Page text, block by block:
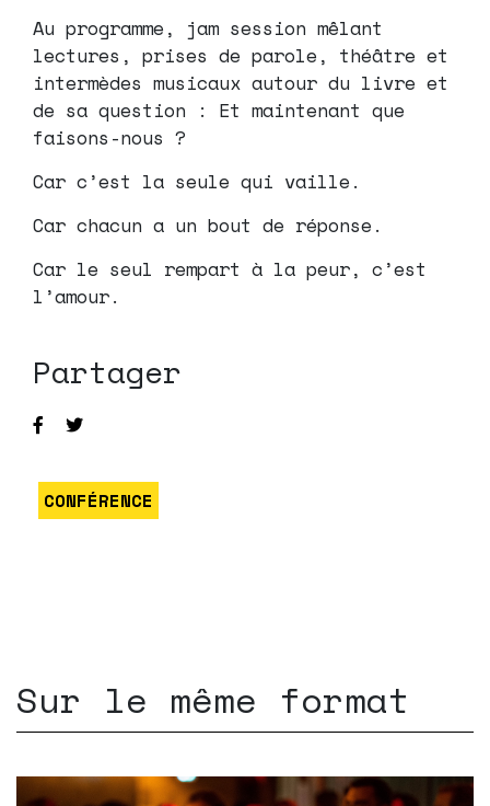
Au programme, jam session mêlant
lectures, prises de parole, théâtre et
intermèdes musicaux autour du livre et
de sa question : Et maintenant que
faisons-nous ?
Car c’est la seule qui vaille.
Car chacun a un bout de réponse.
Car le seul rempart à la peur, c’est
l’amour.
Partager
CONFÉRENCE
Sur le même format